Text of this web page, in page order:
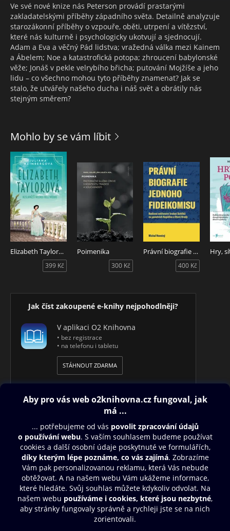
Ve své nové knize nás Peterson provádí prastarými
zakladatelskými příběhy západního světa. Detailně analyzuje
starozákonní příběhy o vzpouře, oběti, utrpení a vítězství,
které nás kulturně i psychologicky ukotvují a sjednocují.
Adam a Eva a věčný Pád lidstva; vražedná válka mezi Kainem
a Ábelem; Noe a katastrofická potopa; zhroucení babylonské
věže; Jonáš v pekle velrybího břicha; putování Mojžíše a jeho
lidu – co všechno mohou tyto příběhy znamenat? Jak se
stalo, že utvářely našeho ducha i náš svět a obrátily nás
stejným směrem?
Mohlo by se vám líbit
Elizabeth Taylorová - Nejslavnější milenka Hollywoodu
399 Kč
Poimenika
300 Kč
Právní biografie jednoho fideikomisu
400 Kč
Jak číst zakoupené e-knihy nejpohodlněji?
V aplikaci O2 Knihovna
• bez registrace
• na telefonu i tabletu
STÁHNOUT ZDARMA
Obsah ke stažení
Moje O2 Knihovna
Další zábava
© O2 Czech Republic a.s.